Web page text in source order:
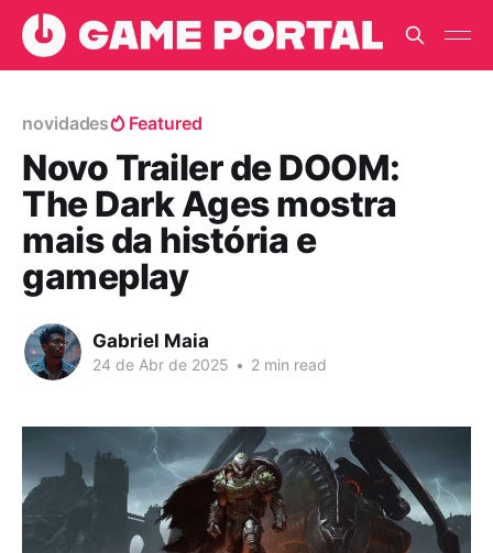
novidades Featured
Novo Trailer de DOOM:
The Dark Ages mostra
mais da história e
gameplay
Gabriel Maia
24 de Abr de 2025 • 2 min read